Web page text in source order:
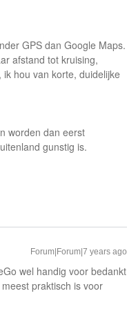
GPS dan Google Maps.
afstand tot kruising,
hou van korte, duidelijke
worden dan eerst
gunstig is.
Forum|Forum|7 years ago
wel handig voor bedankt
praktisch is voor